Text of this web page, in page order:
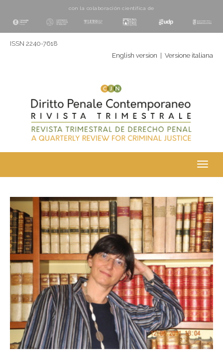
con la colaboración cientí­fica de
ISSN 2240-7618
English version
Versione italiana